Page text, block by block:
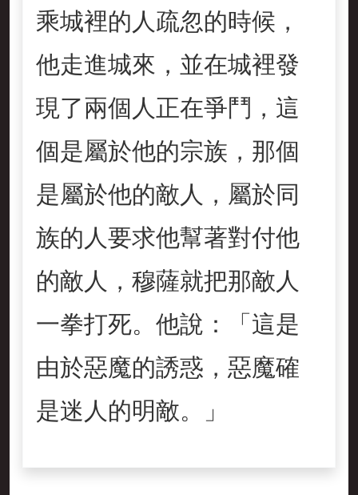
乘城裡的人疏忽的時候，
他走進城來，並在城裡發
現了兩個人正在爭鬥，這
個是屬於他的宗族，那個
是屬於他的敵人，屬於同
族的人要求他幫著對付他
的敵人，穆薩就把那敵人
一拳打死。他說：「這是
由於惡魔的誘惑，惡魔確
是迷人的明敵。」